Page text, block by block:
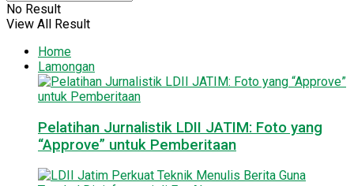
No Result
View All Result
Home
Lamongan
Pelatihan Jurnalistik LDII JATIM: Foto yang
“Approve” untuk Pemberitaan